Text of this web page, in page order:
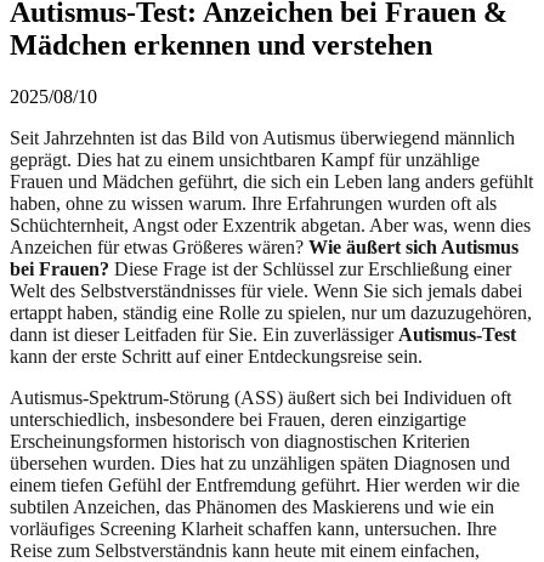
Autismus-Test: Anzeichen bei Frauen &
Mädchen erkennen und verstehen
2025/08/10
Seit Jahrzehnten ist das Bild von Autismus überwiegend männlich
geprägt. Dies hat zu einem unsichtbaren Kampf für unzählige
Frauen und Mädchen geführt, die sich ein Leben lang anders gefühlt
haben, ohne zu wissen warum. Ihre Erfahrungen wurden oft als
Schüchternheit, Angst oder Exzentrik abgetan. Aber was, wenn dies
Anzeichen für etwas Größeres wären? Wie äußert sich Autismus
bei Frauen? Diese Frage ist der Schlüssel zur Erschließung einer
Welt des Selbstverständnisses für viele. Wenn Sie sich jemals dabei
ertappt haben, ständig eine Rolle zu spielen, nur um dazuzugehören,
dann ist dieser Leitfaden für Sie. Ein zuverlässiger Autismus-Test
kann der erste Schritt auf einer Entdeckungsreise sein.
Autismus-Spektrum-Störung (ASS) äußert sich bei Individuen oft
unterschiedlich, insbesondere bei Frauen, deren einzigartige
Erscheinungsformen historisch von diagnostischen Kriterien
übersehen wurden. Dies hat zu unzähligen späten Diagnosen und
einem tiefen Gefühl der Entfremdung geführt. Hier werden wir die
subtilen Anzeichen, das Phänomen des Maskierens und wie ein
vorläufiges Screening Klarheit schaffen kann, untersuchen. Ihre
Reise zum Selbstverständnis kann heute mit einem einfachen,